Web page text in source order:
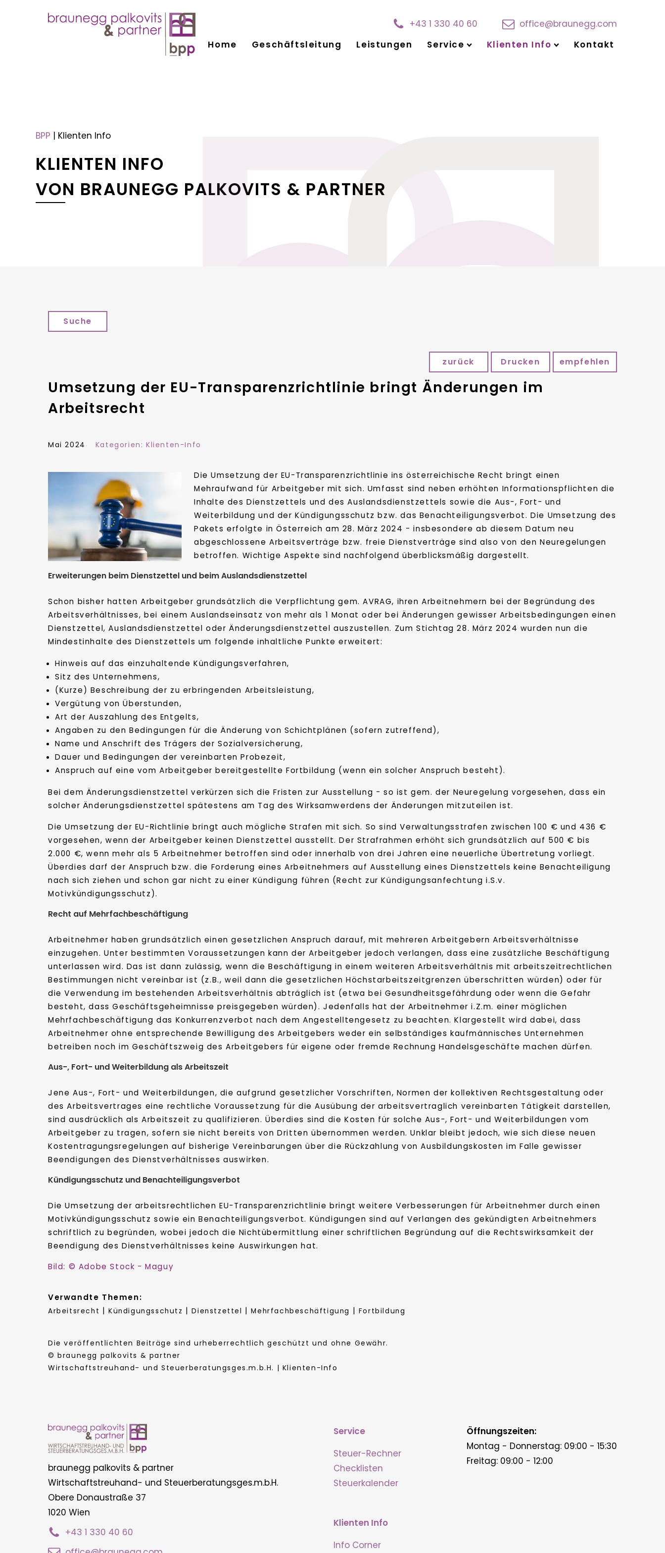
+43 1 330 40 60
office@braunegg.com
Home
Geschäftsleitung Leistungen Service Klienten Info Kontakt
BPP | Klienten Info
KLIENTEN INFO
VON BRAUNEGG PALKOVITS & PARTNER
Suche
zurück Drucken empfehlen
Umsetzung der EU-Transparenzrichtlinie bringt Änderungen im
Arbeitsrecht
Mai 2024 Kategorien:Klienten-Info
Die Umsetzung der EU-Transparenzrichtlinie ins österreichische Recht bringt einen
Mehraufwand für Arbeitgeber mit sich. Umfasst sind neben erhöhten Informationspflichten die
Inhalte des Dienstzettels und des Auslandsdienstzettels sowie die Aus-, Fort- und
Weiterbildung und der Kündigungsschutz bzw. das Benachteiligungsverbot. Die Umsetzung des
Pakets erfolgte in Österreich am 28. März 2024 - insbesondere ab diesem Datum neu
abgeschlossene Arbeitsverträge bzw. freie Dienstverträge sind also von den Neuregelungen
betroffen. Wichtige Aspekte sind nachfolgend überblicksmäßig dargestellt.
Erweiterungen beim Dienstzettel und beim Auslandsdienstzettel
Schon bisher hatten Arbeitgeber grundsätzlich die Verpflichtung gem. AVRAG, ihren Arbeitnehmern bei der Begründung des
Arbeitsverhältnisses, bei einem Auslandseinsatz von mehr als 1 Monat oder bei Änderungen gewisser Arbeitsbedingungen einen
Dienstzettel, Auslandsdienstzettel oder Änderungsdienstzettel auszustellen. Zum Stichtag 28. März 2024 wurden nun die
Mindestinhalte des Dienstzettels um folgende inhaltliche Punkte erweitert:
Hinweis auf das einzuhaltende Kündigungsverfahren,
Sitz des Unternehmens,
(Kurze) Beschreibung der zu erbringenden Arbeitsleistung,
Vergütung von Überstunden,
Art der Auszahlung des Entgelts,
Angaben zu den Bedingungen für die Änderung von Schichtplänen (sofern zutreffend),
Name und Anschrift des Trägers der Sozialversicherung,
Dauer und Bedingungen der vereinbarten Probezeit,
Anspruch auf eine vom Arbeitgeber bereitgestellte Fortbildung (wenn ein solcher Anspruch besteht).
Bei dem Änderungsdienstzettel verkürzen sich die Fristen zur Ausstellung - so ist gem. der Neuregelung vorgesehen, dass ein
solcher Änderungsdienstzettel spätestens am Tag des Wirksamwerdens der Änderungen mitzuteilen ist.
Die Umsetzung der EU-Richtlinie bringt auch mögliche Strafen mit sich. So sind Verwaltungsstrafen zwischen 100 € und 436 €
vorgesehen, wenn der Arbeitgeber keinen Dienstzettel ausstellt. Der Strafrahmen erhöht sich grundsätzlich auf 500 € bis
2.000 €, wenn mehr als 5 Arbeitnehmer betroffen sind oder innerhalb von drei Jahren eine neuerliche Übertretung vorliegt.
Überdies darf der Anspruch bzw. die Forderung eines Arbeitnehmers auf Ausstellung eines Dienstzettels keine Benachteiligung
nach sich ziehen und schon gar nicht zu einer Kündigung führen (Recht zur Kündigungsanfechtung i.S.v.
Motivkündigungsschutz).
Recht auf Mehrfachbeschäftigung
Arbeitnehmer haben grundsätzlich einen gesetzlichen Anspruch darauf, mit mehreren Arbeitgebern Arbeitsverhältnisse
einzugehen. Unter bestimmten Voraussetzungen kann der Arbeitgeber jedoch verlangen, dass eine zusätzliche Beschäftigung
unterlassen wird. Das ist dann zulässig, wenn die Beschäftigung in einem weiteren Arbeitsverhältnis mit arbeitszeitrechtlichen
Bestimmungen nicht vereinbar ist (z.B., weil dann die gesetzlichen Höchstarbeitszeitgrenzen überschritten würden) oder für
die Verwendung im bestehenden Arbeitsverhältnis abträglich ist (etwa bei Gesundheitsgefährdung oder wenn die Gefahr
besteht, dass Geschäftsgeheimnisse preisgegeben würden). Jedenfalls hat der Arbeitnehmer i.Z.m. einer möglichen
Mehrfachbeschäftigung das Konkurrenzverbot nach dem Angestelltengesetz zu beachten. Klargestellt wird dabei, dass
Arbeitnehmer ohne entsprechende Bewilligung des Arbeitgebers weder ein selbständiges kaufmännisches Unternehmen
betreiben noch im Geschäftszweig des Arbeitgebers für eigene oder fremde Rechnung Handelsgeschäfte machen dürfen.
Aus-, Fort- und Weiterbildung als Arbeitszeit
Jene Aus-, Fort- und Weiterbildungen, die aufgrund gesetzlicher Vorschriften, Normen der kollektiven Rechtsgestaltung oder
des Arbeitsvertrages eine rechtliche Voraussetzung für die Ausübung der arbeitsvertraglich vereinbarten Tätigkeit darstellen,
sind ausdrücklich als Arbeitszeit zu qualifizieren. Überdies sind die Kosten für solche Aus-, Fort- und Weiterbildungen vom
Arbeitgeber zu tragen, sofern sie nicht bereits von Dritten übernommen werden. Unklar bleibt jedoch, wie sich diese neuen
Kostentragungsregelungen auf bisherige Vereinbarungen über die Rückzahlung von Ausbildungskosten im Falle gewisser
Beendigungen des Dienstverhältnisses auswirken.
Kündigungsschutz und Benachteiligungsverbot
Die Umsetzung der arbeitsrechtlichen EU-Transparenzrichtlinie bringt weitere Verbesserungen für Arbeitnehmer durch einen
Motivkündigungsschutz sowie ein Benachteiligungsverbot. Kündigungen sind auf Verlangen des gekündigten Arbeitnehmers
schriftlich zu begründen, wobei jedoch die Nichtübermittlung einer schriftlichen Begründung auf die Rechtswirksamkeit der
Beendigung des Dienstverhältnisses keine Auswirkungen hat.
Bild: © Adobe Stock - Maguy
Verwandte Themen:
Arbeitsrecht |Kündigungsschutz |Dienstzettel |Mehrfachbeschäftigung | Fortbildung
Die veröffentlichten Beiträge sind urheberrechtlich geschützt und ohne Gewähr.
© braunegg palkovits & partner
Wirtschaftstreuhand- und Steuerberatungsges.m.b.H. | Klienten-Info
braunegg palkovits & partner
Wirtschaftstreuhand- und Steuerberatungsges.m.b.H.
Obere Donaustraße 37
1020 Wien
+43 1 330 40 60
Service
Steuer-Rechner
Checklisten
Steuerkalender
Klienten Info
Info Corner
Öffnungszeiten:
Montag - Donnerstag: 09:00 - 15:30
Freitag: 09:00 - 12:00